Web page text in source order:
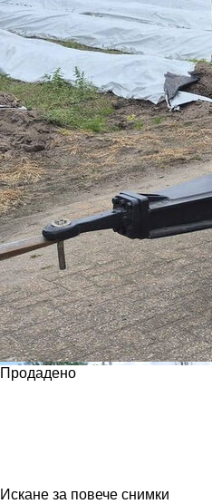
Продадено
Искане за повече снимки